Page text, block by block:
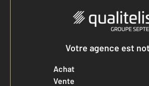
Votre agence est
Achat
Vente